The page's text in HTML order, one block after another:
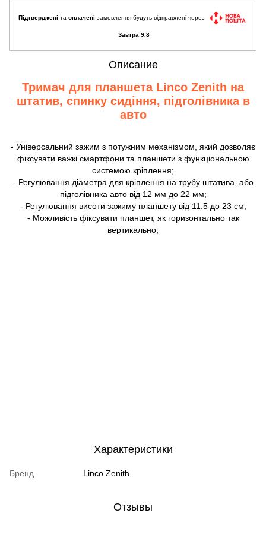
Підтверджені та оплачені замовлення будуть відправлені через
Завтра 9.8
Описание
Тримач для планшета Linco Zenith на
штатив, спинку сидіння, підголівника в
авто
- Універсальний зажим з потужним механізмом, який дозволяє
фіксувати важкі смартфони та планшети з функціональною
системою кріплення;
- Регулювання діаметра для кріплення на трубу штатива, або
підголівника авто від 12 мм до 22 мм;
- Регулювання висоти зажиму планшету від 11.5 до 23 см;
- Можливість фіксувати планшет, як горизонтально так
вертикально;
Характеристики
Бренд Linco Zenith
Отзывы